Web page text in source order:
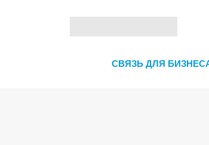
СВЯЗЬ ДЛЯ